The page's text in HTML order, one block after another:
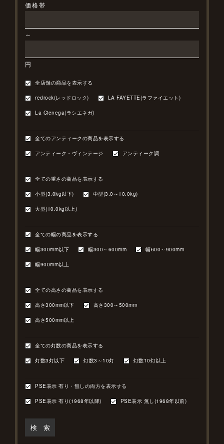
価格帯
～
円
全店舗の商品を表示する
redrock(レッドロック) LA FAYETTE(ラファイエット)
La Cienega(ラシエネガ)
全てのアンティークの商品を表示する
アンティーク・ヴィンテージ アンティーク調
全ての重さの商品を表示する
小型(3.0kg以下) 中型(3.0～10.0kg)
大型(10.0kg以上)
全ての幅の商品を表示する
幅300mm以下 幅300～600mm 幅600～900mm
幅900mm以上
全ての高さの商品を表示する
高さ300mm以下 高さ300～500mm
高さ500mm以上
全ての灯数の商品を表示する
灯数3灯以下 灯数3～10灯 灯数10灯以上
PSE表示 有り・無しの両方を表示する
PSE表示 有り(1968年以降) PSE表示 無し(1968年以前)
検 索